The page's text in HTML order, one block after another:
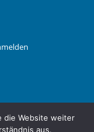
die Website weiter
aus.